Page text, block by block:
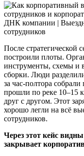
После стратегической
построили плоты.
инструменты, схемы и
сборки. Люди
за час-полтора
прошли по реке 10–15
друг с другом. Этот
хорошо легли на всё
сотрудников.
Через этот кейс
закрывает